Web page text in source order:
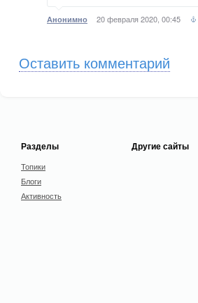
Анонимно 20 февраля 2020, 00:45
Оставить комментарий
Разделы
Топики
Блоги
Активность
Другие сайты